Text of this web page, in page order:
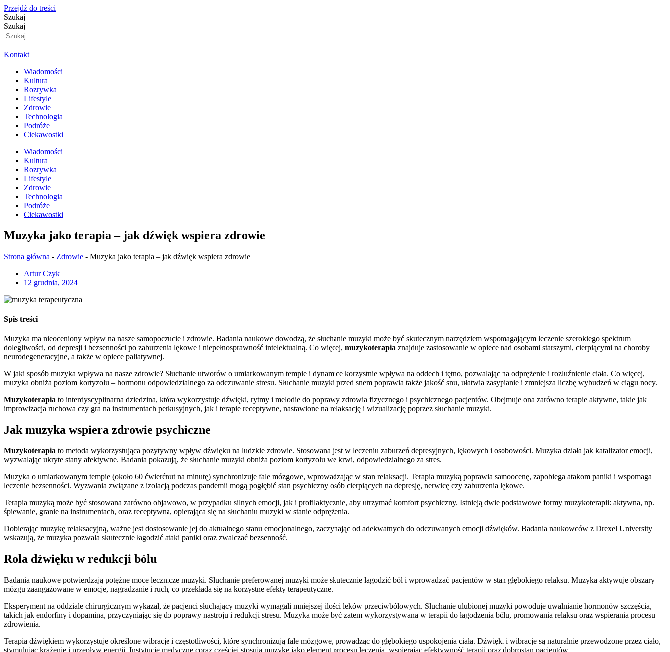
Przejdź do treści
Szukaj
Szukaj
Kontakt
Wiadomości
Kultura
Rozrywka
Lifestyle
Zdrowie
Technologia
Podróże
Ciekawostki
Wiadomości
Kultura
Rozrywka
Lifestyle
Zdrowie
Technologia
Podróże
Ciekawostki
Muzyka jako terapia – jak dźwięk wspiera zdrowie
Strona główna - Zdrowie - Muzyka jako terapia – jak dźwięk wspiera zdrowie
Artur Czyk
12 grudnia, 2024
Spis treści
Muzyka ma nieoceniony wpływ na nasze samopoczucie i zdrowie. Badania naukowe dowodzą, że słuchanie muzyki może być skutecznym narzędziem wspomagającym leczenie szerokiego spektrum
dolegliwości, od depresji i bezsenności po zaburzenia lękowe i niepełnosprawność intelektualną. Co więcej, muzykoterapia znajduje zastosowanie w opiece nad osobami starszymi, cierpiącymi na choroby
neurodegeneracyjne, a także w opiece paliatywnej.
W jaki sposób muzyka wpływa na nasze zdrowie? Słuchanie utworów o umiarkowanym tempie i dynamice korzystnie wpływa na oddech i tętno, pozwalając na odprężenie i rozluźnienie ciała. Co więcej,
muzyka obniża poziom kortyzolu – hormonu odpowiedzialnego za odczuwanie stresu. Słuchanie muzyki przed snem poprawia także jakość snu, ułatwia zasypianie i zmniejsza liczbę wybudzeń w ciągu nocy.
Muzykoterapia to interdyscyplinarna dziedzina, która wykorzystuje dźwięki, rytmy i melodie do poprawy zdrowia fizycznego i psychicznego pacjentów. Obejmuje ona zarówno terapie aktywne, takie jak
improwizacja ruchowa czy gra na instrumentach perkusyjnych, jak i terapie receptywne, nastawione na relaksację i wizualizację poprzez słuchanie muzyki.
Jak muzyka wspiera zdrowie psychiczne
Muzykoterapia to metoda wykorzystująca pozytywny wpływ dźwięku na ludzkie zdrowie. Stosowana jest w leczeniu zaburzeń depresyjnych, lękowych i osobowości. Muzyka działa jak katalizator emocji,
wyzwalając ukryte stany afektywne. Badania pokazują, że słuchanie muzyki obniża poziom kortyzolu we krwi, odpowiedzialnego za stres.
Muzyka o umiarkowanym tempie (około 60 ćwierćnut na minutę) synchronizuje fale mózgowe, wprowadzając w stan relaksacji. Terapia muzyką poprawia samoocenę, zapobiega atakom paniki i wspomaga
leczenie bezsenności. Wyzwania związane z izolacją podczas pandemii mogą pogłębić stan psychiczny osób cierpiących na depresję, nerwicę czy zaburzenia lękowe.
Terapia muzyką może być stosowana zarówno objawowo, w przypadku silnych emocji, jak i profilaktycznie, aby utrzymać komfort psychiczny. Istnieją dwie podstawowe formy muzykoterapii: aktywna, np.
śpiewanie, granie na instrumentach, oraz receptywna, opierająca się na słuchaniu muzyki w stanie odprężenia.
Dobierając muzykę relaksacyjną, ważne jest dostosowanie jej do aktualnego stanu emocjonalnego, zaczynając od adekwatnych do odczuwanych emocji dźwięków. Badania naukowców z Drexel University
wskazują, że muzyka pozwala skutecznie łagodzić ataki paniki oraz zwalczać bezsenność.
Rola dźwięku w redukcji bólu
Badania naukowe potwierdzają potężne moce lecznicze muzyki. Słuchanie preferowanej muzyki może skutecznie łagodzić ból i wprowadzać pacjentów w stan głębokiego relaksu. Muzyka aktywuje obszary
mózgu zaangażowane w emocje, nagradzanie i ruch, co przekłada się na korzystne efekty terapeutyczne.
Eksperyment na oddziale chirurgicznym wykazał, że pacjenci słuchający muzyki wymagali mniejszej ilości leków przeciwbólowych. Słuchanie ulubionej muzyki powoduje uwalnianie hormonów szczęścia,
takich jak endorfiny i dopamina, przyczyniając się do poprawy nastroju i redukcji stresu. Muzyka może być zatem wykorzystywana w terapii do łagodzenia bólu, promowania relaksu oraz wspierania procesu
zdrowienia.
Terapia dźwiękiem wykorzystuje określone wibracje i częstotliwości, które synchronizują fale mózgowe, prowadząc do głębokiego uspokojenia ciała. Dźwięki i wibracje są naturalnie przewodzone przez ciało,
stymulując krążenie i przepływ energii. Instytucje medyczne coraz częściej stosują muzykę jako element procesu leczenia, wspierając efektywność terapii oraz dobrostan pacjentów.